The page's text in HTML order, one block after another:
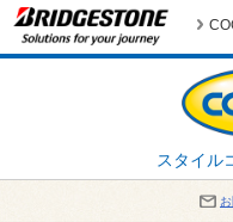
スタイル